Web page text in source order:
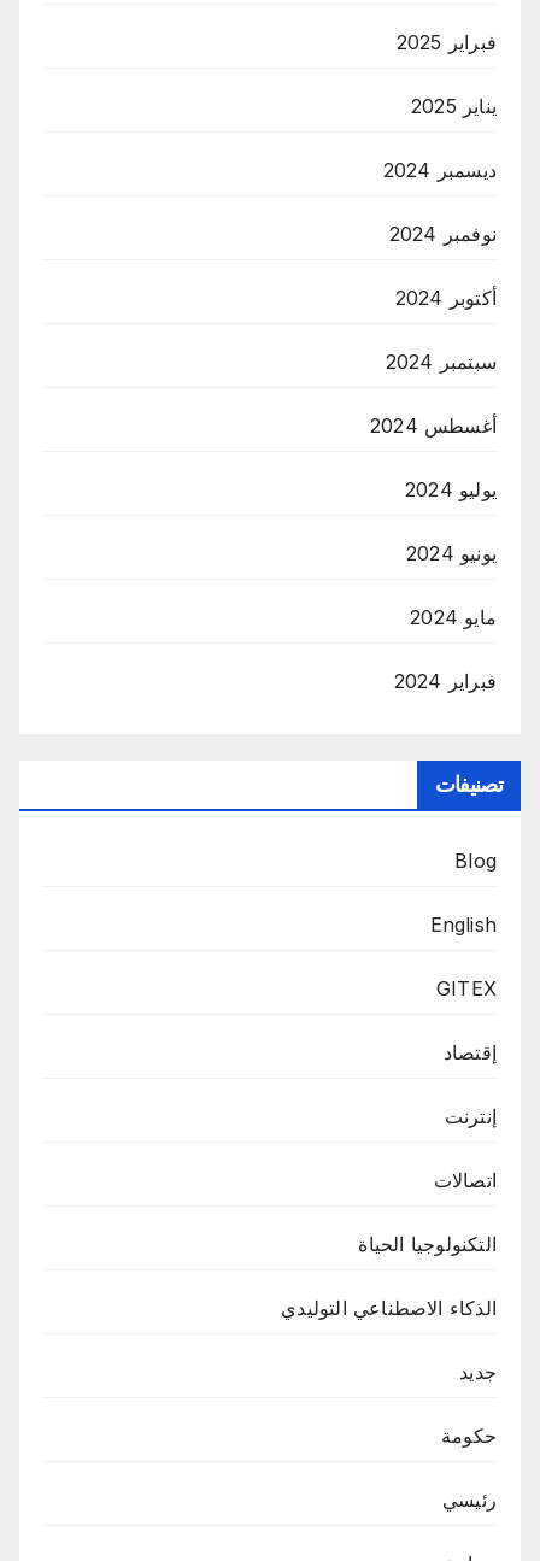
فبراير 2025
يناير 2025
ديسمبر 2024
نوفمبر 2024
أكتوبر 2024
سبتمبر 2024
أغسطس 2024
يوليو 2024
يونيو 2024
مايو 2024
فبراير 2024
تصنيفات
Blog
English
GITEX
إقتصاد
إنترنت
اتصالات
التكنولوجيا الحياة
الذكاء الاصطناعي التوليدي
جديد
حكومة
رئيسي